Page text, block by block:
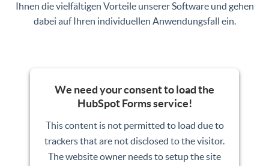
Ihnen die vielfältigen Vorteile unserer Software und gehen
dabei auf Ihren individuellen Anwendungsfall ein.
We need your consent to load the
HubSpot Forms service!
This content is not permitted to load due to
trackers that are not disclosed to the visitor.
The website owner needs to setup the site